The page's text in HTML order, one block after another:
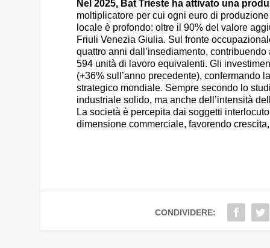
Nel 2025, Bat Trieste ha attivato una
moltiplicatore per cui ogni euro di
locale è profondo: oltre il 90% del valore
Friuli Venezia Giulia. Sul fronte
quattro anni dall’insediamento,
594 unità di lavoro equivalenti. Gli
(+36% sull’anno precedente), confermando
strategico mondiale. Sempre secondo lo
industriale solido, ma anche dell’intensità
La società è percepita dai soggetti
dimensione commerciale, favorendo
CONDIVIDERE: